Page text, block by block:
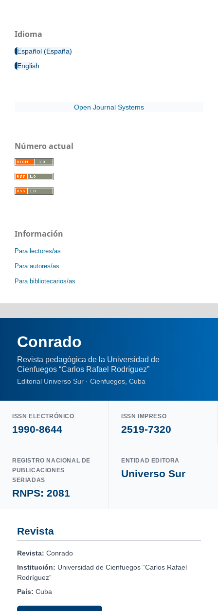
Idioma
Español (España)
English
Open Journal Systems
Número actual
Información
Para lectores/as
Para autores/as
Para bibliotecarios/as
Conrado
Revista pedagógica de la Universidad de
Cienfuegos “Carlos Rafael Rodríguez”
Editorial Universo Sur · Cienfuegos, Cuba
ISSN ELECTRÓNICO
1990-8644
ISSN IMPRESO
2519-7320
REGISTRO NACIONAL DE
PUBLICACIONES
SERIADAS
RNPS: 2081
ENTIDAD EDITORA
Universo Sur
Revista
Revista: Conrado
Institución: Universidad de Cienfuegos “Carlos Rafael
Rodríguez”
País: Cuba